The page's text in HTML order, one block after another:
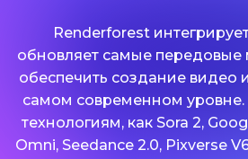
Renderforest
обновляет самые
обеспечить создание видео
самом современном уровне.
технологиям, как Sora 2,
Omni, Seedance 2.0, Pixverse